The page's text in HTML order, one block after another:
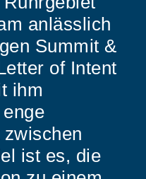
anlässlich
Summit &
of Intent
ihm
ist es, die